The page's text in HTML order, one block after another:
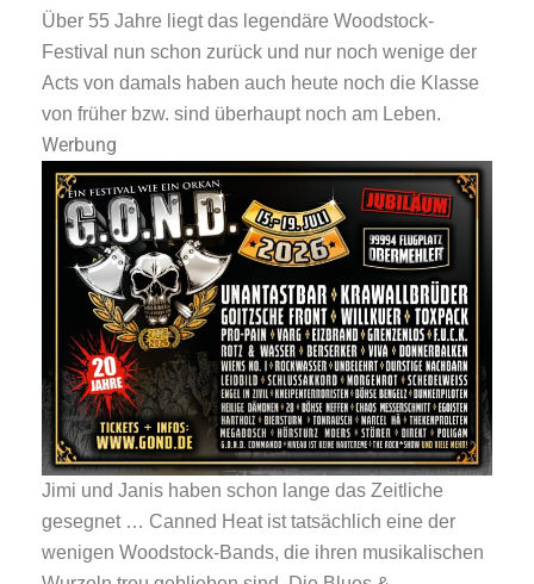
Über 55 Jahre liegt das legendäre Woodstock-
Festival nun schon zurück und nur noch wenige der
Acts von damals haben auch heute noch die Klasse
von früher bzw. sind überhaupt noch am Leben.
Werbung
Jimi und Janis haben schon lange das Zeitliche
gesegnet … Canned Heat ist tatsächlich eine der
wenigen Woodstock-Bands, die ihren musikalischen